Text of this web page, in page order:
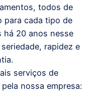
todos de
para cada tipo de
há 20 anos nesse
rapidez e
serviços de
nossa empresa: